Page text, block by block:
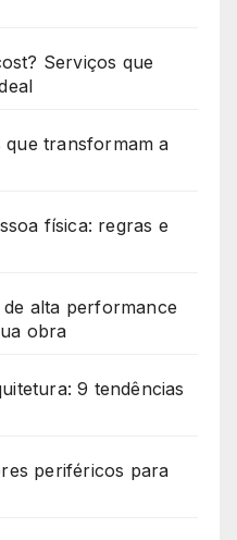
Serviços que
que transformam a
física: regras e
alta performance
obra
9 tendências
periféricos para